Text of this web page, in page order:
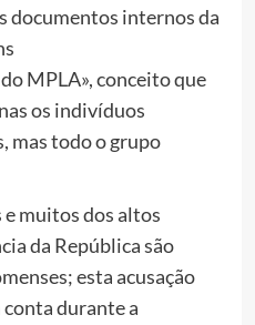
documentos internos da
MPLA», conceito que
os indivíduos
mas todo o grupo
e muitos dos altos
da República são
esta acusação
conta durante a